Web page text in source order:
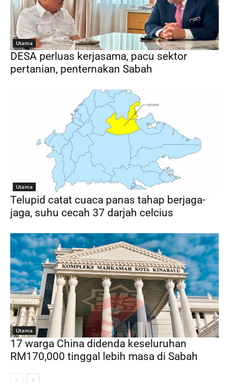
Utama
DESA perluas kerjasama, pacu sektor
pertanian, penternakan Sabah
Utama
Telupid catat cuaca panas tahap berjaga-
jaga, suhu cecah 37 darjah celcius
Utama
17 warga China didenda keseluruhan
RM170,000 tinggal lebih masa di Sabah